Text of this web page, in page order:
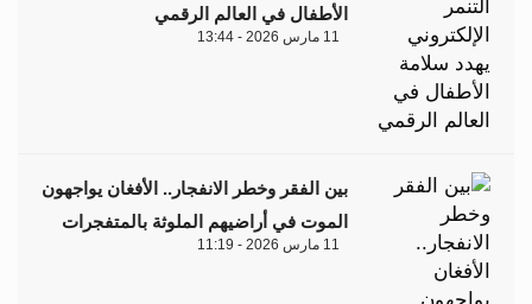
الأطفال في العالم الرقمي
11 مارس 2026 - 13:44
بين الفقر وخطر الانفجار.. الأفغان يواجهون
الموت في أراضيهم الملوثة بالمتفجرات
11 مارس 2026 - 11:19